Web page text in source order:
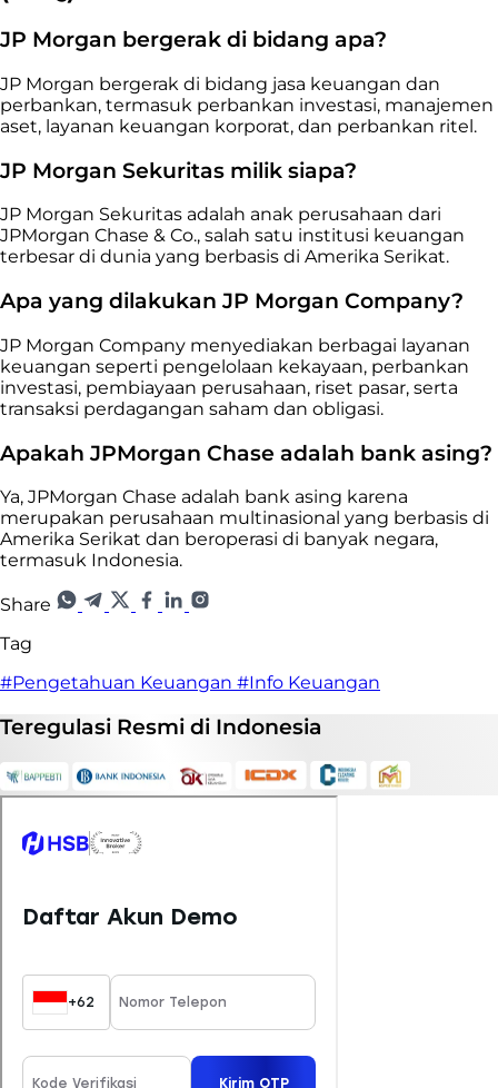
JP Morgan bergerak di bidang apa?
JP Morgan bergerak di bidang jasa keuangan dan
perbankan, termasuk perbankan investasi, manajemen
aset, layanan keuangan korporat, dan perbankan ritel.
JP Morgan Sekuritas milik siapa?
JP Morgan Sekuritas adalah anak perusahaan dari
JPMorgan Chase & Co., salah satu institusi keuangan
terbesar di dunia yang berbasis di Amerika Serikat.
Apa yang dilakukan JP Morgan Company?
JP Morgan Company menyediakan berbagai layanan
keuangan seperti pengelolaan kekayaan, perbankan
investasi, pembiayaan perusahaan, riset pasar, serta
transaksi perdagangan saham dan obligasi.
Apakah JPMorgan Chase adalah bank asing?
Ya, JPMorgan Chase adalah bank asing karena
merupakan perusahaan multinasional yang berbasis di
Amerika Serikat dan beroperasi di banyak negara,
termasuk Indonesia.
Share
Tag
#Pengetahuan Keuangan #Info Keuangan
Teregulasi Resmi di Indonesia